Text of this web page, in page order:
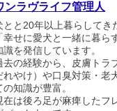
ンラヴライフ管理人
とと20年以上暮らしてき
「幸せに愛犬と一緒に暮ら
識を発信しています。
去の経験から、皮膚トラ
れやけ）や口臭対策・老
の知識が豊富。
在は後ろ足が麻痺したフ